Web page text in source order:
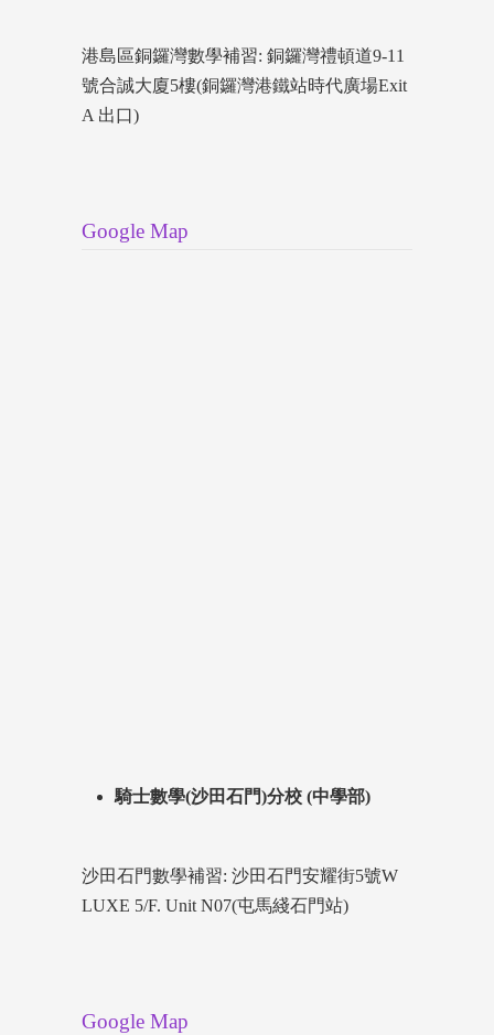
港島區銅鑼灣數學補習: 銅鑼灣禮頓道9-11
號合誠大廈5樓(銅鑼灣港鐵站時代廣場Exit
A 出口)
Google Map
騎士數學(沙田石門)分校 (中學部)
沙田石門數學補習: 沙田石門安耀街5號W
LUXE 5/F. Unit N07(屯馬綫石門站)
Google Map